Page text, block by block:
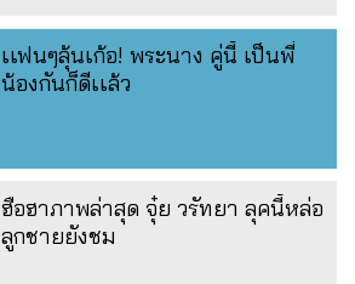
เเฟนๆลุ้นเก้อ! พระนาง คู่นี้ เป็นพี่
น้องกันก็ดีเเล้ว
ฮือฮาภาพล่าสุด จุ๋ย วรัทยา ลุคนี้หล่อ
ลูกชายยังชม